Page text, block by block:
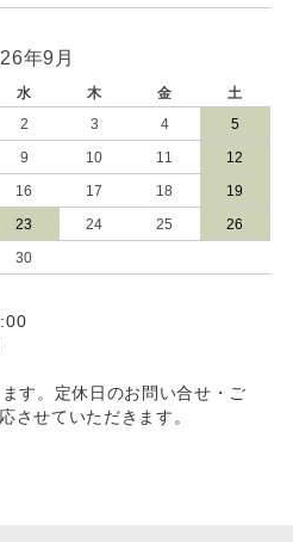
年9月
水 木 金
土
2 3 4 5
9 10 11 12
16 17 18 19
23 24 25 26
30
す。定休日のお問い合せ・ご
させていただきます。